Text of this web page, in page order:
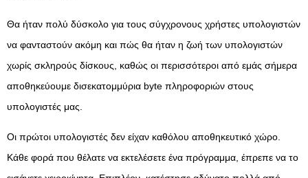
Θα ήταν πολύ δύσκολο για τους σύγχρονους χρήστες υπολογιστών
να φανταστούν ακόμη και πώς θα ήταν η ζωή των υπολογιστών
χωρίς σκληρούς δίσκους, καθώς οι περισσότεροι από εμάς σήμερα
αποθηκεύουμε δισεκατομμύρια byte πληροφοριών στους
υπολογιστές μας.
Οι πρώτοι υπολογιστές δεν είχαν καθόλου αποθηκευτικό χώρο.
Κάθε φορά που θέλατε να εκτελέσετε ένα πρόγραμμα, έπρεπε να το